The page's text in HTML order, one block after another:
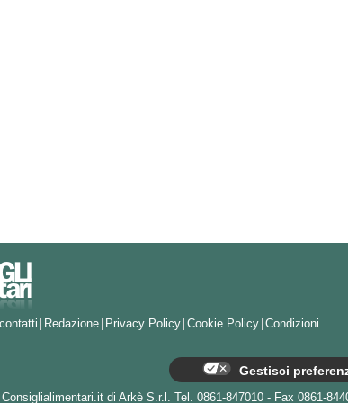
contatti Redazione Privacy Policy Cookie Policy Condizioni
Gestisci
di Arkè S.r.l. Tel. 0861-847010 - Fax 0861-